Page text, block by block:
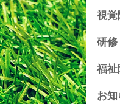
視覚
研修
福祉
お